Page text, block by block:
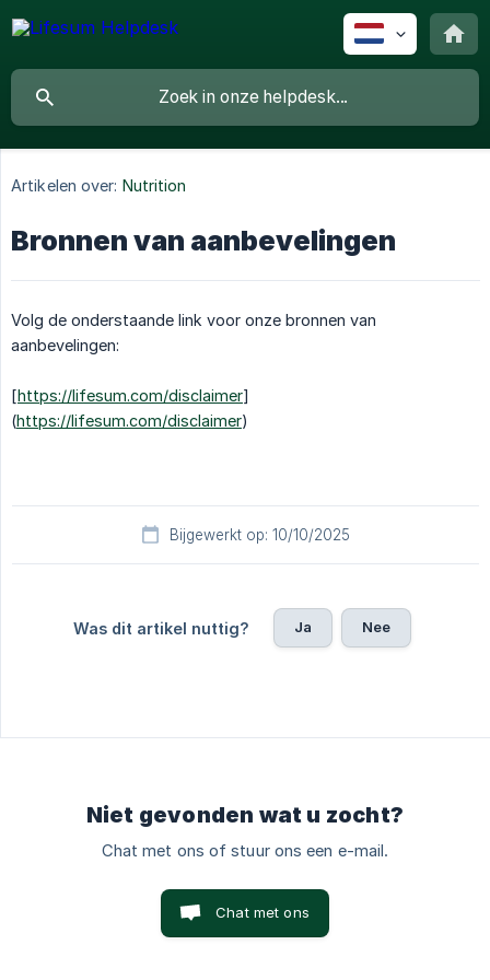
Artikelen over: Nutrition
Bronnen van aanbevelingen
Volg de onderstaande link voor onze bronnen van
aanbevelingen:
[https://lifesum.com/disclaimer]
(https://lifesum.com/disclaimer)
Bijgewerkt op: 10/10/2025
Was dit artikel nuttig? Ja Nee
Niet gevonden wat u zocht?
Chat met ons of stuur ons een e-mail.
Chat met ons